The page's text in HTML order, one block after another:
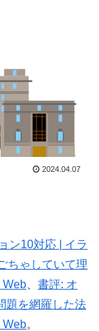
2024.04.07
ン10対応 | イラ
ちゃしていて理
Web
書評: オ
題を網羅した法
Web。